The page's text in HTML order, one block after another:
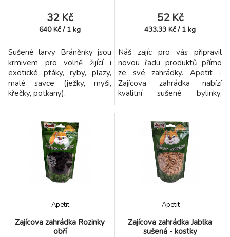
32 Kč
640 Kč / 1 kg
Sušené larvy Bráněnky jsou
krmivem pro volně žijící i
exotické ptáky, ryby, plazy,
malé savce (ježky, myši,
křečky, potkany).
52 Kč
433.33 Kč / 1 kg
Náš zajíc pro vás připravil
novou řadu produktů přímo
ze své zahrádky. Apetit -
Zajícova zahrádka nabízí
kvalitní sušené bylinky,
ale i ostatní domácí miláčky.
Zajícova zahrádka Rozinky
obří
Apetit
Zajícova zahrádka Jablka
sušená - kostky
Apetit